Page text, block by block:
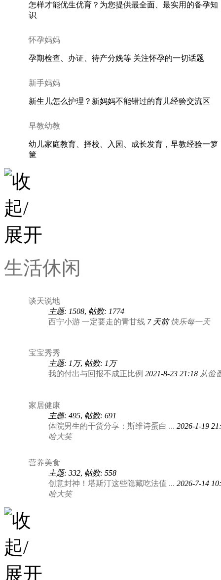
怎样才能优生优育？为您提供最全面、最实用的备孕知
识
怀孕妈妈
孕期检查、办证、待产分娩等 关注怀孕的一切话题
新手妈妈
新生儿怎么护理？新妈妈不能错过的育儿经验交流区
早教幼教
幼儿家庭教育、择校、入园、成长发育，早教经验一箩
筐
生活休闲
谈天说地
主题: 1508, 帖数: 1774
西宁小游 一定要走的青甘线 7 天前 快乐每一天
宝宝秀秀
主题: 1万, 帖数: 1万
我的付出与回报不成正比例 2021-8-23 21:18 从俭
家居健康
主题: 495, 帖数: 691
体院男生的干货分享：斯维诗蛋白 ... 2026-1-19
哈大笑
营养美食
主题: 332, 帖数: 558
创意封神！塔斯汀这些隐藏吃法值 ... 2026-7-14
哈大笑